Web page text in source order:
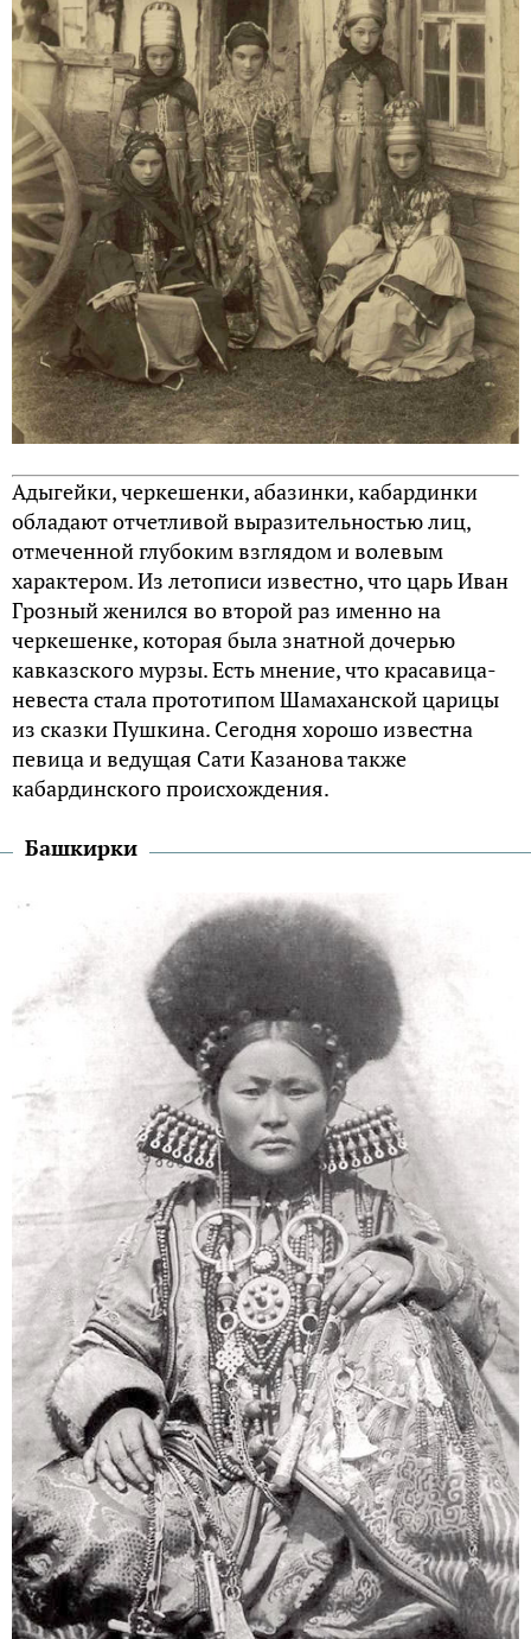
Адыгейки, черкешенки, абазинки, кабардинки
обладают отчетливой выразительностью лиц,
отмеченной глубоким взглядом и волевым
характером. Из летописи известно, что царь Иван
Грозный женился во второй раз именно на
черкешенке, которая была знатной дочерью
кавказского мурзы. Есть мнение, что красавица-
невеста стала прототипом Шамаханской царицы
из сказки Пушкина. Сегодня хорошо известна
певица и ведущая Сати Казанова также
кабардинского происхождения.
Башкирки